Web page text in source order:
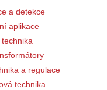
a detekce
aplikace
a regulace
technika